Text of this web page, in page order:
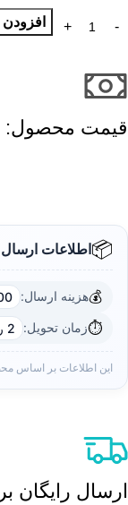
قیمت محصول:​
📦اطلاعات ارسال
💰هزینه ارسال:
⏱️زمان تحویل: 2 روز
این اطلاعات بر اساس
ارسال رایگان